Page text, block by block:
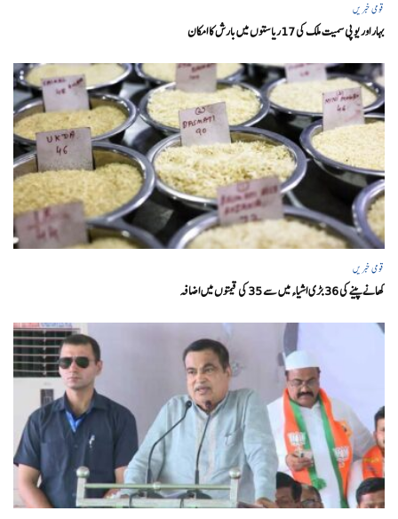
قومی خبریں
بہار اور یو پی سمیت ملک کی 17ریاستوں میں بارش کا امکان
قومی خبریں
کھانے پینے کی 36 بڑی اشیاء میں سے 35 کی قیمتوں میں اضافہ